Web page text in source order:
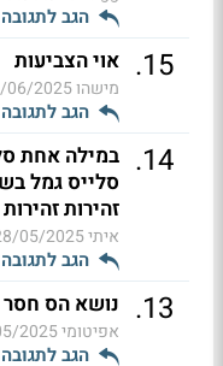
הגב לתגובה
15
. אוי הצביעות
מישהו2025 16:25
הגב לתגובה
14
. במילה אחת
סלייס גמל
זהירות
איתי05/2025 18:27
הגב לתגובה
13
. נושא הס חסר
אפיטומי09:13
הגב לתגובה